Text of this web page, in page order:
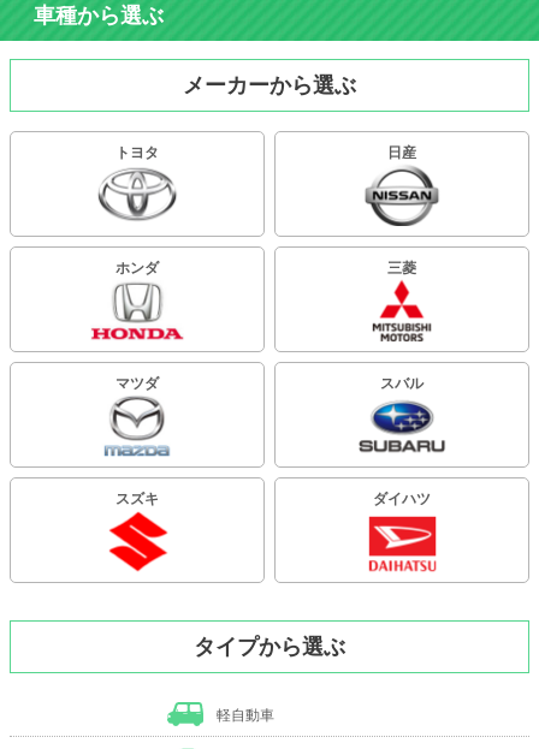
車種から選ぶ
メーカーから選ぶ
トヨタ 日産
ホンダ 三菱
マツダ スバル
スズキ ダイハツ
タイプから選ぶ
軽自動車